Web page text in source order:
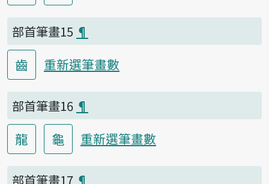
部首筆畫15 ¶
齒 重新選筆畫數
部首筆畫16 ¶
龍 龜 重新選筆畫數
部首筆畫17 ¶